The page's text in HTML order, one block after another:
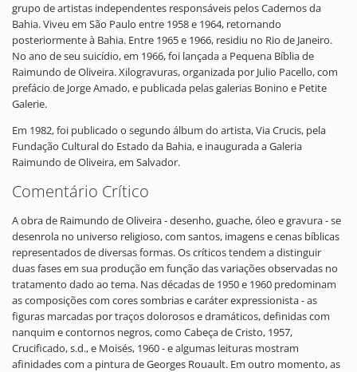
grupo de artistas independentes responsáveis pelos Cadernos da
Bahia. Viveu em São Paulo entre 1958 e 1964, retornando
posteriormente à Bahia. Entre 1965 e 1966, residiu no Rio de Janeiro.
No ano de seu suicídio, em 1966, foi lançada a Pequena Bíblia de
Raimundo de Oliveira. Xilogravuras, organizada por Julio Pacello, com
prefácio de Jorge Amado, e publicada pelas galerias Bonino e Petite
Galerie.
Em 1982, foi publicado o segundo álbum do artista, Via Crucis, pela
Fundação Cultural do Estado da Bahia, e inaugurada a Galeria
Raimundo de Oliveira, em Salvador.
Comentário Crítico
A obra de Raimundo de Oliveira - desenho, guache, óleo e gravura - se
desenrola no universo religioso, com santos, imagens e cenas bíblicas
representados de diversas formas. Os críticos tendem a distinguir
duas fases em sua produção em função das variações observadas no
tratamento dado ao tema. Nas décadas de 1950 e 1960 predominam
as composições com cores sombrias e caráter expressionista - as
figuras marcadas por traços dolorosos e dramáticos, definidas com
nanquim e contornos negros, como Cabeça de Cristo, 1957,
Crucificado, s.d., e Moisés, 1960 - e algumas leituras mostram
afinidades com a pintura de Georges Rouault. Em outro momento, as